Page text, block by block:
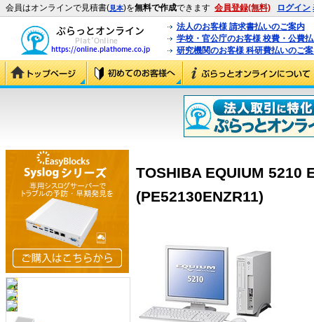
会員はオンラインで見積書(見本)を無料で作成できます 会員登録(無料) ログイン
法人のお客様 請求書払いのご案内
学校・官公庁のお客様 校費・公費
研究機関のお客様 科研費払いのご
TOSHIBA EQUIUM 5210
(PE52130ENZR11)